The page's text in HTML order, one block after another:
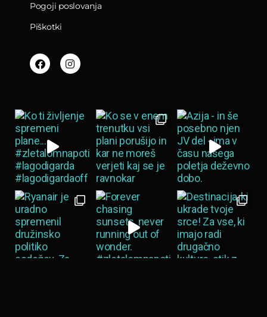
Pogoji poslovanja
Piškotki